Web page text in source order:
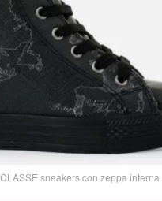
sneakers con zeppa